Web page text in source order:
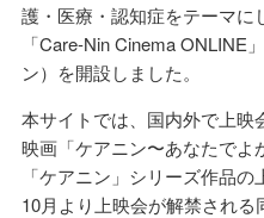
護・医療・認知症をテーマに
「Care-Nin Cinema ONLINE
ン）を開設しました。
本サイトでは、国内外で上映
映画「ケアニン〜あなたで
「ケアニン」シリーズ作品
10月より上映会が解禁され